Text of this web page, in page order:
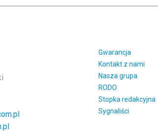
Gwarancja
Kontakt z nami
Nasza grupa
RODO
Stopka redakcyjna
Sygnaliści